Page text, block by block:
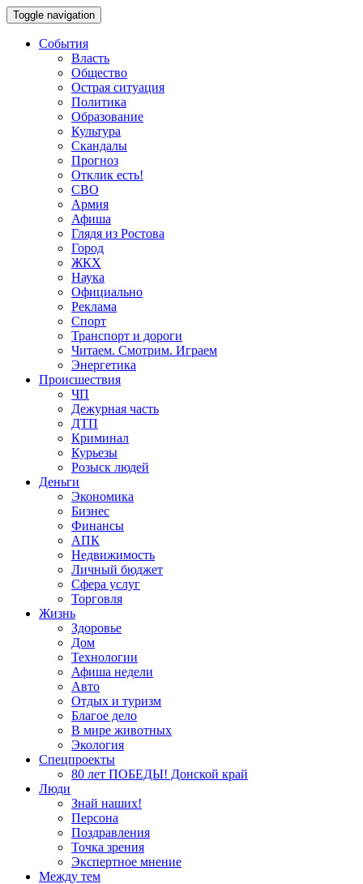
Toggle navigation
События
Власть
Общество
Острая ситуация
Политика
Образование
Культура
Скандалы
Прогноз
Отклик есть!
СВО
Армия
Афиша
Глядя из Ростова
Город
ЖКХ
Наука
Официально
Реклама
Спорт
Транспорт и дороги
Читаем. Смотрим. Играем
Энергетика
Происшествия
ЧП
Дежурная часть
ДТП
Криминал
Курьезы
Розыск людей
Деньги
Экономика
Бизнес
Финансы
АПК
Недвижимость
Личный бюджет
Сфера услуг
Торговля
Жизнь
Здоровье
Дом
Технологии
Афиша недели
Авто
Отдых и туризм
Благое дело
В мире животных
Экология
Спецпроекты
80 лет ПОБЕДЫ! Донской край
Люди
Знай наших!
Персона
Поздравления
Точка зрения
Экспертное мнение
Между тем